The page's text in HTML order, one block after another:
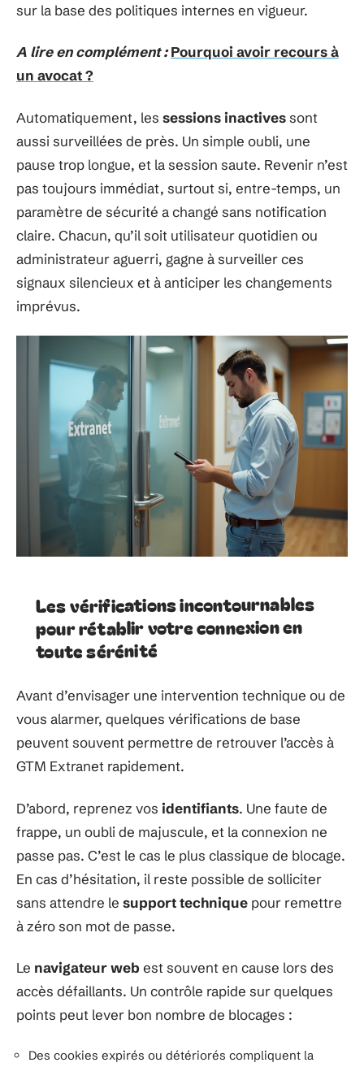
sur la base des politiques internes en vigueur.
A lire en complément : Pourquoi avoir recours à
un avocat ?
Automatiquement, les sessions inactivessont
aussi surveillées de près. Un simple oubli, une
pause trop longue, et la session saute. Revenir n’est
pas toujours immédiat, surtout si, entre-temps, un
paramètre de sécurité a changé sans notification
claire. Chacun, qu’il soit utilisateur quotidien ou
administrateur aguerri, gagne à surveiller ces
signaux silencieux et à anticiper les changements
imprévus.
Les vérifications incontournables
pour rétablir votre connexion en
toute sérénité
Avant d’envisager une intervention technique ou de
vous alarmer, quelques vérifications de base
peuvent souvent permettre de retrouver l’accès à
GTM Extranet rapidement.
D’abord, reprenez vos identifiants. Une faute de
frappe, un oubli de majuscule, et la connexion ne
passe pas. C’est le cas le plus classique de blocage.
En cas d’hésitation, il reste possible de solliciter
sans attendre le support technique pour remettre
à zéro son mot de passe.
Le navigateur webest souvent en cause lors des
accès défaillants. Un contrôle rapide sur quelques
points peut lever bon nombre de blocages :
Des cookies expirés ou détériorés compliquent la